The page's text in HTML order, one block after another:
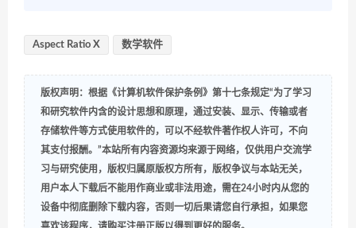
Aspect Ratio X 数学软件
版权声明：根据《计算机软件保护条例》第十七条规定“为了学习
和研究软件内含的设计思想和原理，通过安装、显示、传输或者
存储软件等方式使用软件的，可以不经软件著作权人许可，不向
其支付报酬。”本站所有内容资源均来源于网络，仅供用户交流学
习与研究使用，版权归属原版权方所有，版权争议与本站无关，
用户本人下载后不能用作商业或非法用途，需在24小时内从您的
设备中彻底删除下载内容，否则一切后果请您自行承担，如果您